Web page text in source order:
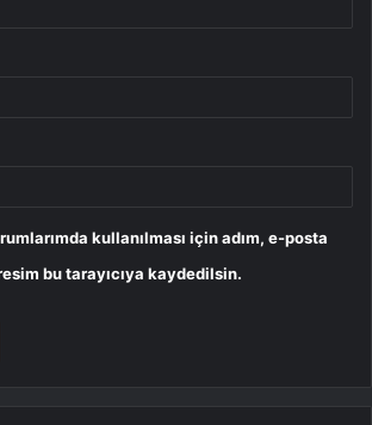
kullanılması için adım, e-posta
bu tarayıcıya kaydedilsin.